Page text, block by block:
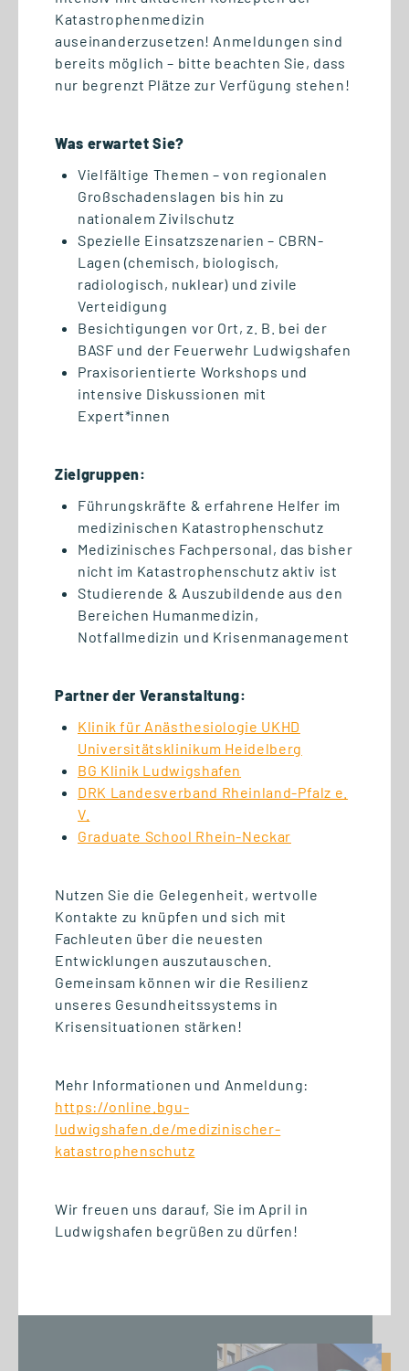
hautnah erleben auf der
Breakbulk Europe 2026 in
Rotterdam
22.06.2026
DGWF-Sommerklausurtagung
2026: Wissenschaftliche
Weiterbildung gemeinsam
stärken
Bewerbungsschluss für eine
Aufnahme im Wintersemester
2026/27 naht
11.06.2026
Katastrophenmedizin
auseinanderzusetzen! Anmeldungen sind
bereits möglich – bitte beachten Sie, dass
nur begrenzt Plätze zur Verfügung stehen!
Was erwartet Sie?
Vielfältige Themen – von regionalen
Großschadenslagen bis hin zu
nationalem Zivilschutz
Spezielle Einsatzszenarien – CBRN-
Lagen (chemisch, biologisch,
radiologisch, nuklear) und zivile
Verteidigung
Besichtigungen vor Ort, z. B. bei der
BASF und der Feuerwehr Ludwigshafen
Praxisorientierte Workshops und
intensive Diskussionen mit
Expert*innen
Zielgruppen:
Führungskräfte & erfahrene Helfer im
medizinischen Katastrophenschutz
Medizinisches Fachpersonal, das bisher
nicht im Katastrophenschutz aktiv ist
Studierende & Auszubildende aus den
Bereichen Humanmedizin,
Notfallmedizin und Krisenmanagement
Partner der Veranstaltung:
Klinik für Anästhesiologie UKHD
Universitätsklinikum Heidelberg
BG Klinik Ludwigshafen
DRK Landesverband Rheinland-Pfalz e.
V.
Graduate School Rhein-Neckar
Nutzen Sie die Gelegenheit, wertvolle
Kontakte zu knüpfen und sich mit
Fachleuten über die neuesten
Entwicklungen auszutauschen.
Gemeinsam können wir die Resilienz
unseres Gesundheitssystems in
Krisensituationen stärken!
Mehr Informationen und Anmeldung:
https://online.bgu-
ludwigshafen.de/medizinischer-
katastrophenschutz
Wir freuen uns darauf, Sie im April in
Ludwigshafen begrüßen zu dürfen!